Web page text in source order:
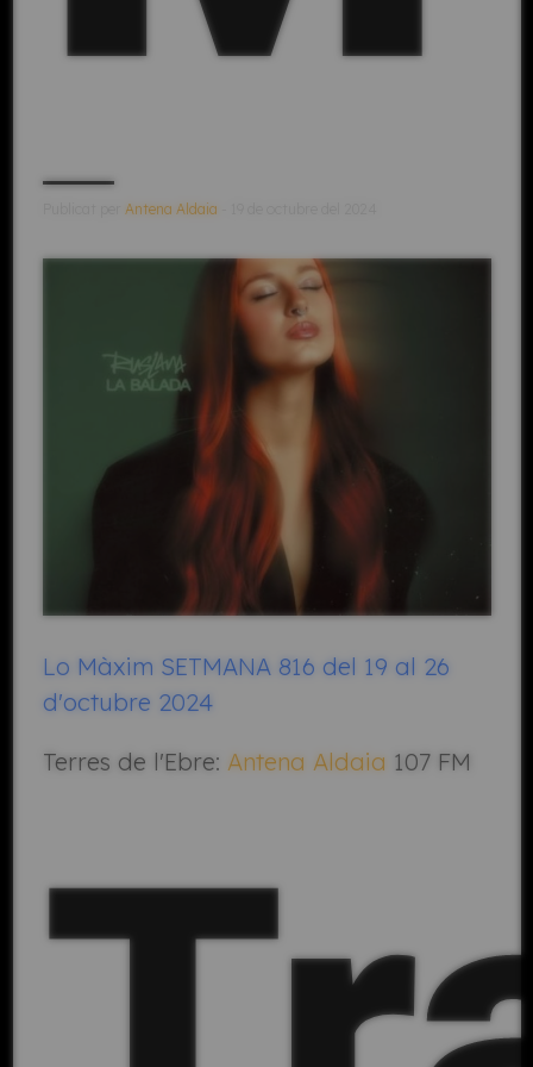
Antena Aldaia
Lo Màxim SETMANA 816 del 19 al 26
d'octubre 2024
Terres de l'Ebre: Antena Aldaia 107 FM